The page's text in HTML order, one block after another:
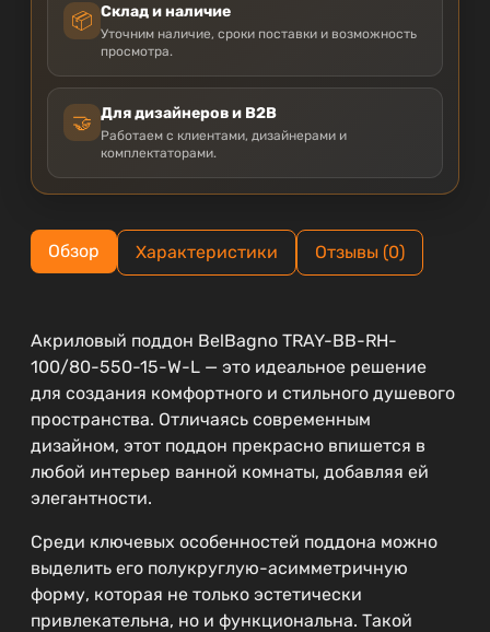
📦 Склад и наличие
Уточним наличие, сроки поставки и возможность
просмотра.
🤝 Для дизайнеров и B2B
Работаем с клиентами, дизайнерами и
комплектаторами.
Обзор Характеристики Отзывы (0)
Акриловый поддон BelBagno TRAY-BB-RH-
100/80-550-15-W-L — это идеальное решение
для создания комфортного и стильного душевого
пространства. Отличаясь современным
дизайном, этот поддон прекрасно впишется в
любой интерьер ванной комнаты, добавляя ей
элегантности.
Среди ключевых особенностей поддона можно
выделить его полукруглую-асимметричную
форму, которая не только эстетически
привлекательна, но и функциональна. Такой